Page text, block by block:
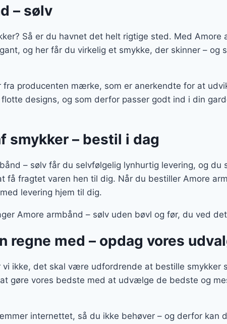
– sølv
Så er du havnet det helt rigtige sted. Med Amore
og her får du virkelig et smykke, der skinner – og
fra producenten mærke, som er anerkendte for at
designs, og som derfor passer godt ind i din
smykker – bestil i dag
– sølv får du selvfølgelig lynhurtig levering, og du
få fragtet varen hen til dig. Når du bestiller Amore
levering hjem til dig.
Amore armbånd – sølv uden bøvl og før, du ved
regne med – opdag vores
vi ikke, det skal være udfordrende at bestille smykker
gøre vores bedste med at udvælge de bedste og
internettet, så du ikke behøver – og derfor kan